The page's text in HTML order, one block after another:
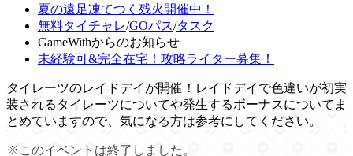
夏の遠足凍てつく残火開催中！
無料タイチャレ/GOパス/タスク
GameWithからのお知らせ
未経験可&完全在宅！攻略ライター募集！
タイレーツのレイドデイが開催！レイドデイで色違いが初実
装されるタイレーツについてや発生するボーナスについてま
とめていますので、気になる方は参考にしてください。
※このイベントは終了しました。